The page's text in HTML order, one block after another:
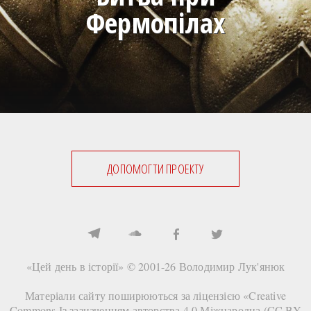
Фермопілах
ДОПОМОГТИ ПРОЕКТУ
«Цей день в історії» © 2001-26 Володимир Лук'янюк
Матеріали сайту поширюються за ліцензією «Creative